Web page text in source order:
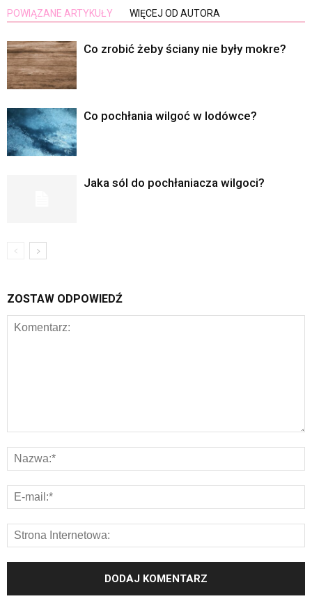
POWIĄZANE ARTYKUŁY WIĘCEJ OD AUTORA
Co zrobić żeby ściany nie były mokre?
Co pochłania wilgoć w lodówce?
Jaka sól do pochłaniacza wilgoci?
ZOSTAW ODPOWIEDŹ